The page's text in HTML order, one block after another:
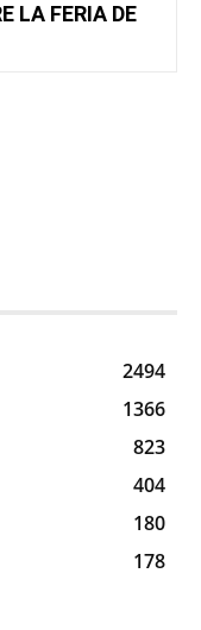
LA FERIA DE
2494
1366
823
404
180
178